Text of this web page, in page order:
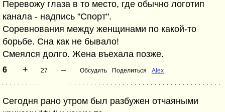
Перевожу глаза в то место, где обычно логотип
канала - надпись "Спорт".
Соревнования между женщинами по какой-то
борьбе. Сна как не бывало!
Смеялся долго. Жена въехала позже.
6 + 27 – Обсудить Поделиться Alex
Сегодня рано утром был разбужен отчаяными